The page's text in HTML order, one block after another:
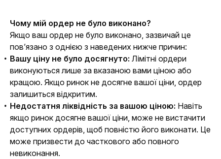
Чому мій ордер не було виконано?
Якщо ваш ордер не було виконано, зазвичай це
пов’язано з однією з наведених нижче причин:
Вашу ціну не було досягнуто: Лімітні ордери
виконуються лише за вказаною вами ціною або
кращою. Якщо ринок не досягне вашої ціни, ордер
залишиться відкритим.
Недостатня ліквідність за вашою ціною: Навіть
якщо ринок досягне вашої ціни, може не вистачити
доступних ордерів, щоб повністю його виконати. Це
може призвести до часткового або повного
невиконання.